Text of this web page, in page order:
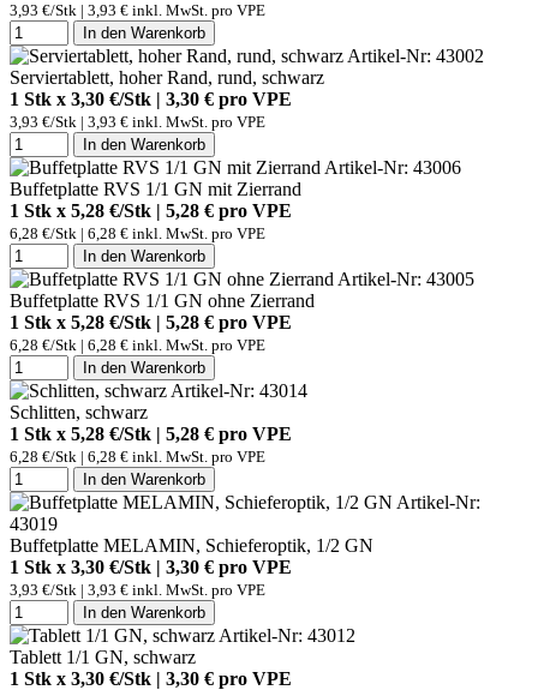
3,93 €/Stk | 3,93 € inkl. MwSt. pro VPE
In den Warenkorb
Artikel-Nr: 43002
Serviertablett, hoher Rand, rund, schwarz
1 Stk x 3,30 €/Stk | 3,30 € pro VPE
3,93 €/Stk | 3,93 € inkl. MwSt. pro VPE
In den Warenkorb
Artikel-Nr: 43006
Buffetplatte RVS 1/1 GN mit Zierrand
1 Stk x 5,28 €/Stk | 5,28 € pro VPE
6,28 €/Stk | 6,28 € inkl. MwSt. pro VPE
In den Warenkorb
Artikel-Nr: 43005
Buffetplatte RVS 1/1 GN ohne Zierrand
1 Stk x 5,28 €/Stk | 5,28 € pro VPE
6,28 €/Stk | 6,28 € inkl. MwSt. pro VPE
In den Warenkorb
Artikel-Nr: 43014
Schlitten, schwarz
1 Stk x 5,28 €/Stk | 5,28 € pro VPE
6,28 €/Stk | 6,28 € inkl. MwSt. pro VPE
In den Warenkorb
Artikel-Nr:
43019
Buffetplatte MELAMIN, Schieferoptik, 1/2 GN
1 Stk x 3,30 €/Stk | 3,30 € pro VPE
3,93 €/Stk | 3,93 € inkl. MwSt. pro VPE
In den Warenkorb
Artikel-Nr: 43012
Tablett 1/1 GN, schwarz
1 Stk x 3,30 €/Stk | 3,30 € pro VPE